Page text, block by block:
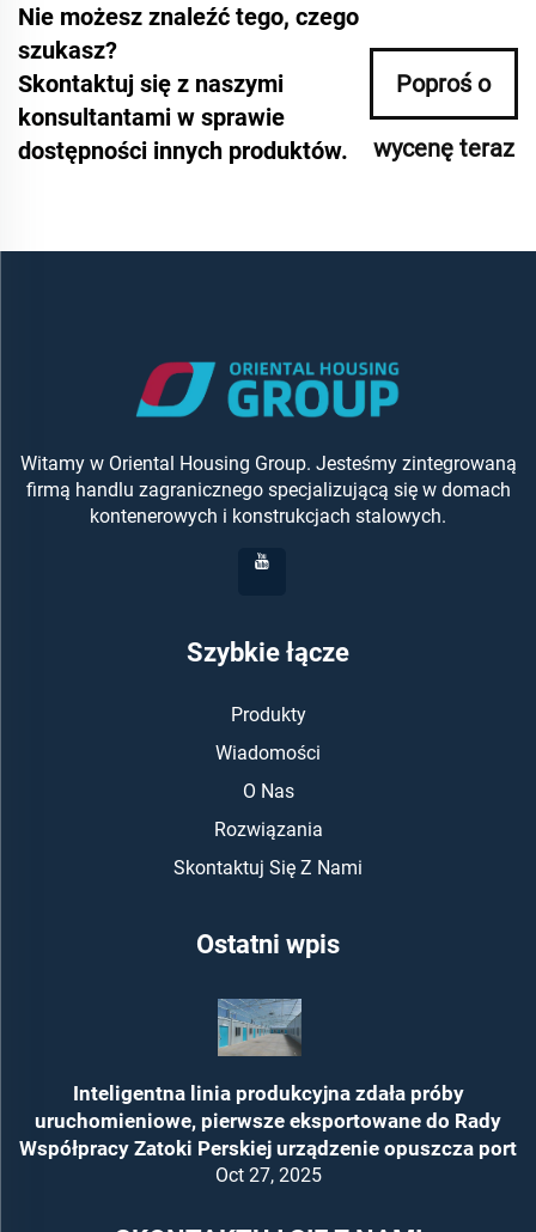
Nie możesz znaleźć tego, czego
szukasz?
Skontaktuj się z naszymi
konsultantami w sprawie
dostępności innych produktów.
Poproś o
wycenę teraz
Witamy w Oriental Housing Group. Jesteśmy zintegrowaną
firmą handlu zagranicznego specjalizującą się w domach
kontenerowych i konstrukcjach stalowych.
Szybkie łącze
Produkty
Wiadomości
O Nas
Rozwiązania
Skontaktuj Się Z Nami
Ostatni wpis
Inteligentna linia produkcyjna zdała próby
uruchomieniowe, pierwsze eksportowane do Rady
Współpracy Zatoki Perskiej urządzenie opuszcza port
Oct 27, 2025